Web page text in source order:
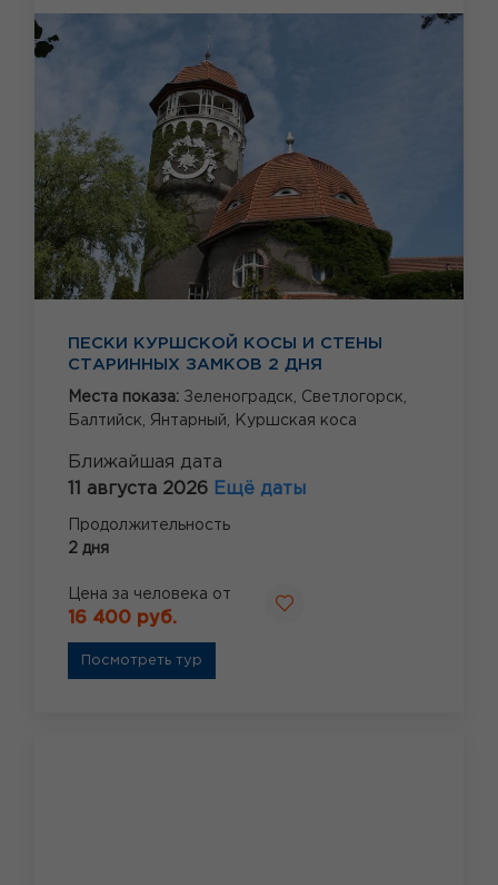
ПЕСКИ КУРШСКОЙ КОСЫ И СТЕНЫ
СТАРИННЫХ ЗАМКОВ 2 ДНЯ
Места показа: Зеленоградск, Светлогорск,
Балтийск, Янтарный, Куршская коса
Ближайшая дата
11 августа 2026 Ещё даты
Продолжительность
2 дня
Цена за человека от
16 400 руб.
Посмотреть тур